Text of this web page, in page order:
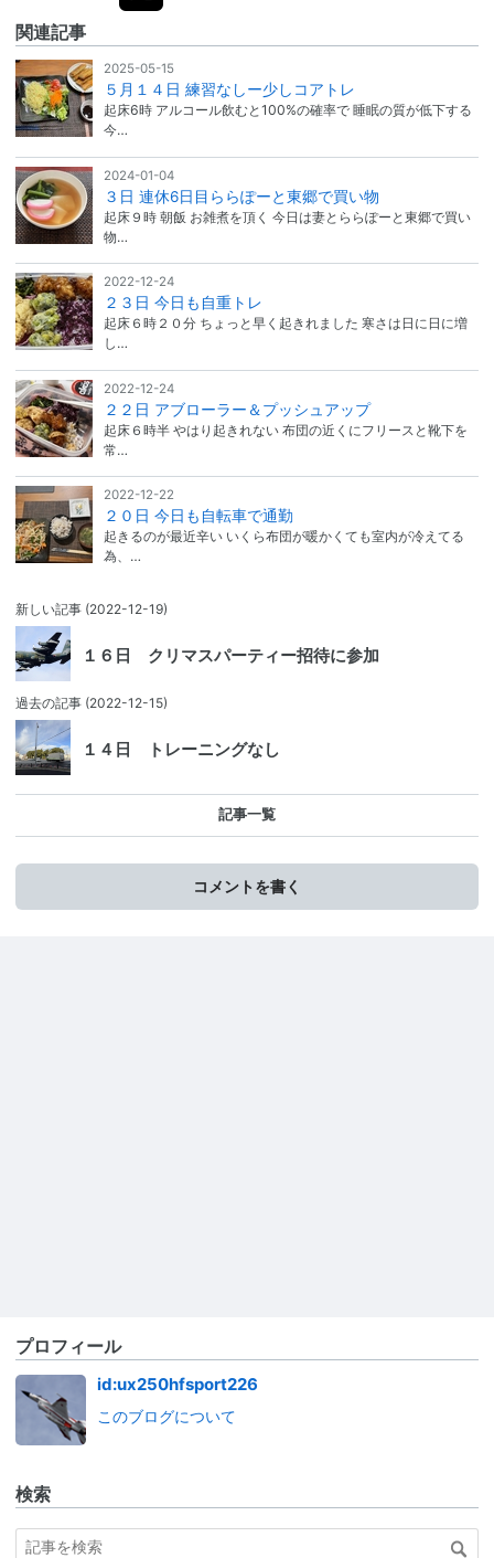
関連記事
2025-05-15
５月１４日 練習なしー少しコアトレ
起床6時 アルコール飲むと100%の確率で 睡眠の質が低下する
今…
2024-01-04
３日 連休6日目ららぽーと東郷で買い物
起床９時 朝飯 お雑煮を頂く 今日は妻とららぽーと東郷で買い
物…
2022-12-24
２３日 今日も自重トレ
起床６時２０分 ちょっと早く起きれました 寒さは日に日に増
し…
2022-12-24
２２日 アブローラー＆プッシュアップ
起床６時半 やはり起きれない 布団の近くにフリースと靴下を
常…
2022-12-22
２０日 今日も自転車で通勤
起きるのが最近辛い いくら布団が暖かくても室内が冷えてる
為、…
新しい記事 (2022-12-19)
１６日 クリマスパーティー招待に参加
過去の記事 (2022-12-15)
１４日 トレーニングなし
記事一覧
コメントを書く
プロフィール
id:ux250hfsport226
このブログについて
検索